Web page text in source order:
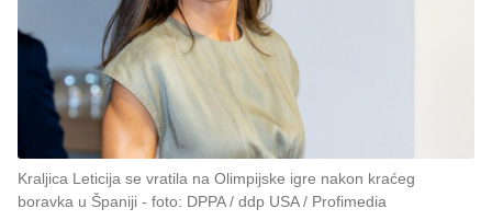
Kraljica Leticija se vratila na Olimpijske igre nakon kraćeg
boravka u Španiji
foto: DPPA / ddp USA / Profimedia